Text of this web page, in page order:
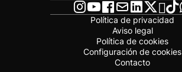
Política de privacidad
Aviso legal
Política de cookies
Configuración de cookies
Contacto